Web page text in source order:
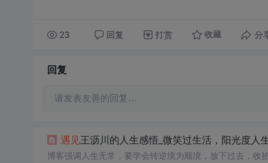
23 回复 打赏 收藏 分
回复
请发表友善的回复…
遇见王沥川的人生感悟_微笑过生活，阳光度人
博客强调人生无常，要学会转逆境为顺境，放下过去，